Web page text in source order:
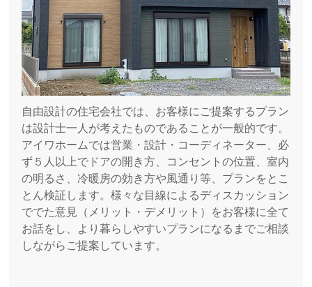
自由設計の住宅会社では、お客様にご提案するプラン
は設計士一人が考えたものであることが一般的です。
アイワホームでは営業・設計・コーディネーター、必
ず５人以上でドアの開き方、コンセントの位置、室内
の明るさ、冷暖房の効き方や風通り等、プランをとこ
とん検証します。様々な目線によるディスカッション
ででた意見（メリット・デメリット）をお客様に全て
お話をし、より暮らしやすいプランになるまでご相談
しながらご提案しています。